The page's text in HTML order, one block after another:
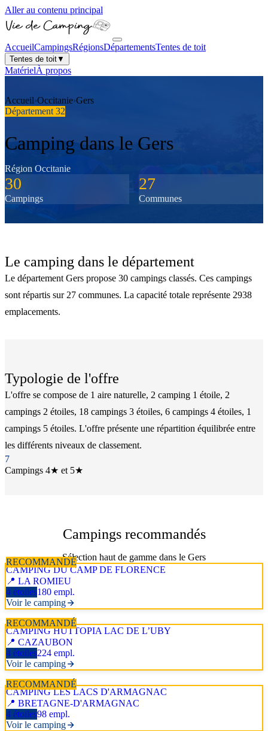
Aller au contenu principal
AccueilCampingsRégionsDépartementsTentes de toit
Tentes de toit▼
MatérielÀ propos
Accueil›Occitanie›Gers
Département 32
Camping dans le Gers
Région Occitanie
30
Campings
27
Communes
Le camping dans le département
Le département Gers propose 30 campings classés. Ces campings
sont répartis sur 27 communes. La capacité totale représente 2938
emplacements.
Typologie de l'offre
L'offre se compose de 1 aire naturelle, 2 camping 1 étoile, 2
campings 2 étoiles, 18 campings 3 étoiles, 6 campings 4 étoiles, 1
campings 5 étoiles. L'offre présente une répartition équilibrée entre
les différents niveaux de classement.
7
Campings 4★ et 5★
Campings recommandés
Sélection haut de gamme dans le Gers
RECOMMANDÉ
CAMPING DU CAMP DE FLORENCE
📍 LA ROMIEU
4 étoiles180 empl.
Voir le camping
RECOMMANDÉ
CAMPING HUTTOPIA LAC DE L’UBY
📍 CAZAUBON
4 étoiles224 empl.
Voir le camping
RECOMMANDÉ
CAMPING LES LACS D'ARMAGNAC
📍 BRETAGNE-D'ARMAGNAC
4 étoiles98 empl.
Voir le camping